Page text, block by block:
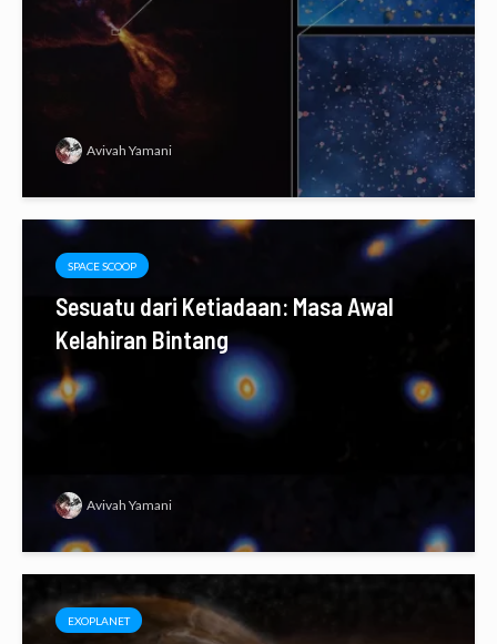
Avivah Yamani
SPACE SCOOP
Sesuatu dari Ketiadaan: Masa Awal
Kelahiran Bintang
Avivah Yamani
EXOPLANET